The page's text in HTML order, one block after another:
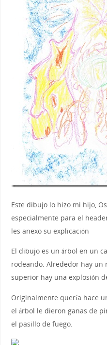
Este dibujo lo hizo mi hijo,
especialmente para el
les anexo su explicación
El dibujo es un árbol en un
rodeando. Alrededor hay un
superior hay una explosión
Originalmente quería hace
el árbol le dieron ganas de
el pasillo de fuego.